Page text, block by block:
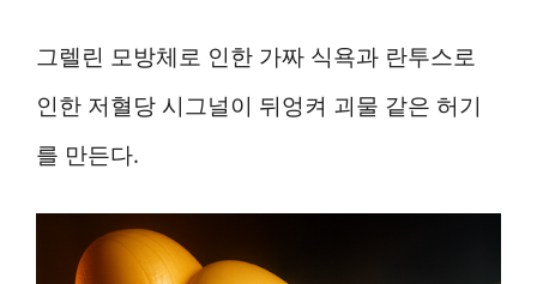
그렐린 모방체로 인한 가짜 식욕과 란투스로
인한 저혈당 시그널이 뒤엉켜 괴물 같은 허기
를 만든다.